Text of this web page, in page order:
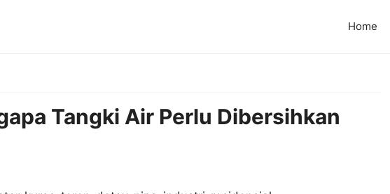
Home
Tangki Air Perlu Dibersihkan